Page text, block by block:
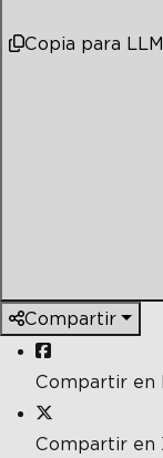
Copia para LLM
Compartir
Compartir en
Compartir en